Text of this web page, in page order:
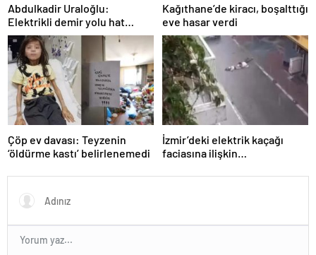
Abdulkadir Uraloğlu:
Elektrikli demir yolu hat
uzunluğunu 7 bin 142
kilometreye yükselttik
Kağıthane’de kiracı, boşalttığı
eve hasar verdi
Çöp ev davası: Teyzenin
‘öldürme kastı’ belirlenemedi
İzmir’deki elektrik kaçağı
faciasına ilişkin
gözaltına alındı